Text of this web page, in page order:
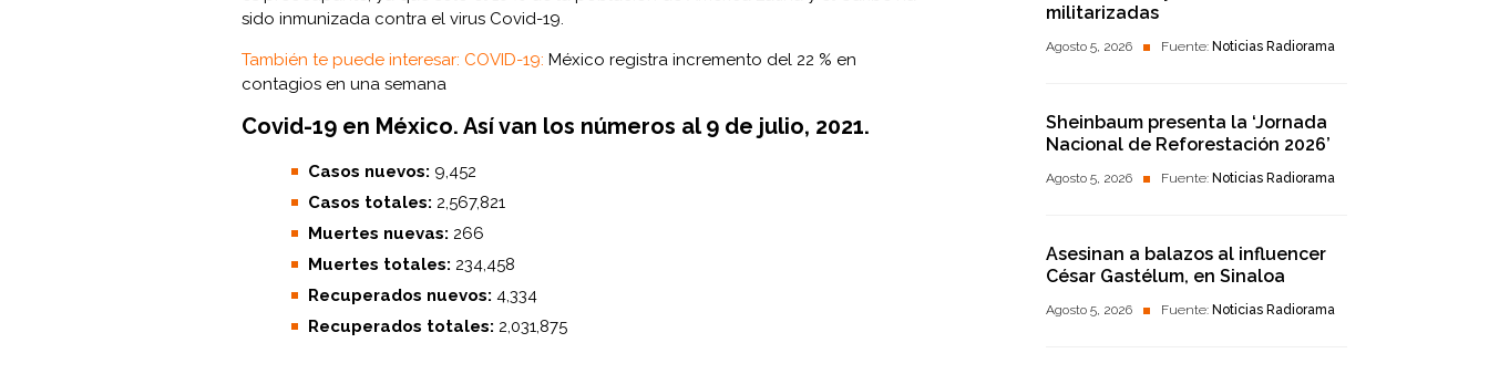
sido inmunizada contra el virus Covid-19.
También te puede interesar: COVID-19: México registra incremento del 22 % en
contagios en una semana
Covid-19 en México. Así van los números al 9 de julio, 2021.
Casos nuevos: 9,452
Casos totales: 2,567,821
Muertes nuevas: 266
Muertes totales: 234,458
Recuperados nuevos: 4,334
Recuperados totales: 2,031,875
militarizadas
Agosto 5, 2026 Fuente: Noticias Radiorama
Sheinbaum presenta la ‘Jornada
Nacional de Reforestación 2026’
Agosto 5, 2026 Fuente: Noticias Radiorama
Asesinan a balazos al influencer
César Gastélum, en Sinaloa
Agosto 5, 2026 Fuente: Noticias Radiorama